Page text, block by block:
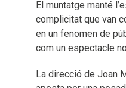
El muntatge manté
complicitat que van
en un fenomen de
com un espectacle
La direcció de Joan